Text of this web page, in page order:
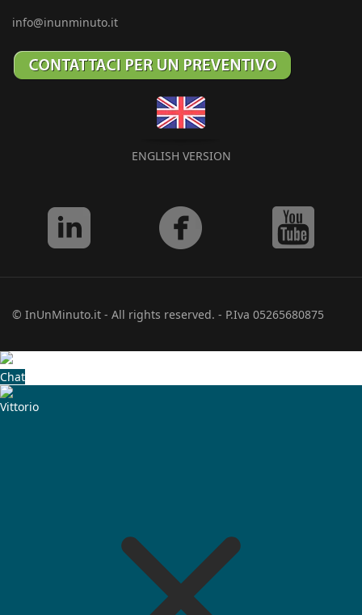
info@inunminuto.it
ENGLISH VERSION
© InUnMinuto.it - All rights reserved. - P.Iva 05265680875
Chat
Vittorio